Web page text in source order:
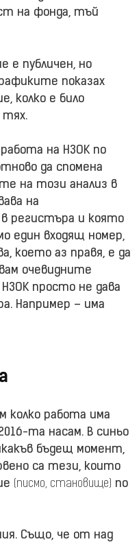
на фонда, тъй
е публичен, но
показах
колко е било
тях.
работа на НЗОК по
да спомена
на този анализ в
на
регистъра и която
един входящ номер,
което аз правя, е да
очевидните
НЗОК просто не дава
Например – има
колко работа има
та насам. В синьо
бъдещ момент,
са тези, които
(писмо, становище) по
Също, че от над